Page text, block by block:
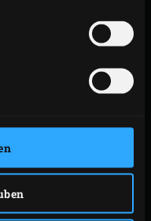
schälen,
schneiden und in den
ein Sieb giessen. Die
und über acht
in die Gläser
garnieren.